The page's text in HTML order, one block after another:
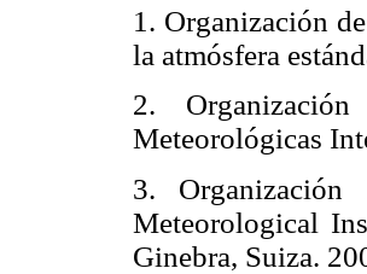
1. Organización
la atmósfera
2.
Meteorológicas
3.
Meteorological
Ginebra,